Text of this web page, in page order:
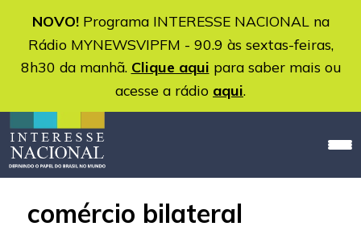
NOVO!Programa INTERESSE NACIONAL na
Rádio MYNEWSVIPFM - 90.9 às sextas-feiras,
8h30 da manhã. Clique aqui para saber mais ou
acesse a rádio aqui.
comércio bilateral